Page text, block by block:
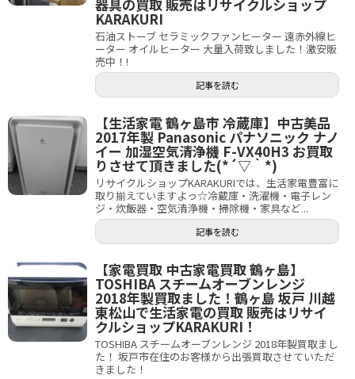
器具の買取 販売はリサイクルショップ
KARAKURI
石油ストーブ セラミックファンヒーター 遠赤外線ヒ
ーター オイルヒーター 大量入荷致しました！激安販
売中！!
記事を読む
【生活家電 鶴ヶ島市 冷蔵庫】中古美品
2017年製 Panasonic パナソニック ナノ
イー 加湿空気清浄機 F-VX40H3 お買取
りさせて頂きました(*´▽｀*)
リサイクルショップKARAKURIでは、生活家電豊富に
取り揃えていますよっ☆冷蔵庫・洗濯機・電子レン
ジ・炊飯器・空気清浄機・掃除機・家具など...
記事を読む
【家電買取 中古家電買取 鶴ヶ島】
TOSHIBA スチームオーブンレンジ
2018年製買取ました！鶴ヶ島 坂戸 川越
東松山で生活家電の買取 販売はリサイ
クルショップKARAKURI！
TOSHIBA スチームオーブンレンジ 2018年製買取まし
た！ 坂戸市在住のお客様から出張買取させていただ
きました！